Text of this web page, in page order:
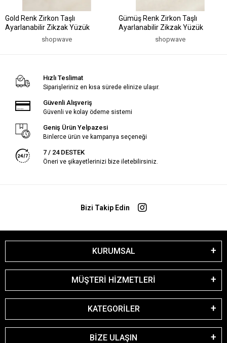
Gold Renk Zirkon Taşlı
Ayarlanabilir Zikzak Yüzük
shopwave
Gümüş Renk Zirkon Taşlı
Ayarlanabilir Zikzak Yüzük
shopwave
Hızlı Teslimat
Siparişleriniz en kısa sürede elinize ulaşır.
Güvenli Alışveriş
Güvenli ve kolay ödeme sistemi
Geniş Ürün Yelpazesi
Binlerce ürün ve kampanya seçeneği
7 / 24 DESTEK
Öneri ve şikayetlerinizi bize iletebilirsiniz.
Bizi Takip Edin
KURUMSAL
MÜŞTERİ HİZMETLERİ
KATEGORİLER
BİZE ULAŞIN